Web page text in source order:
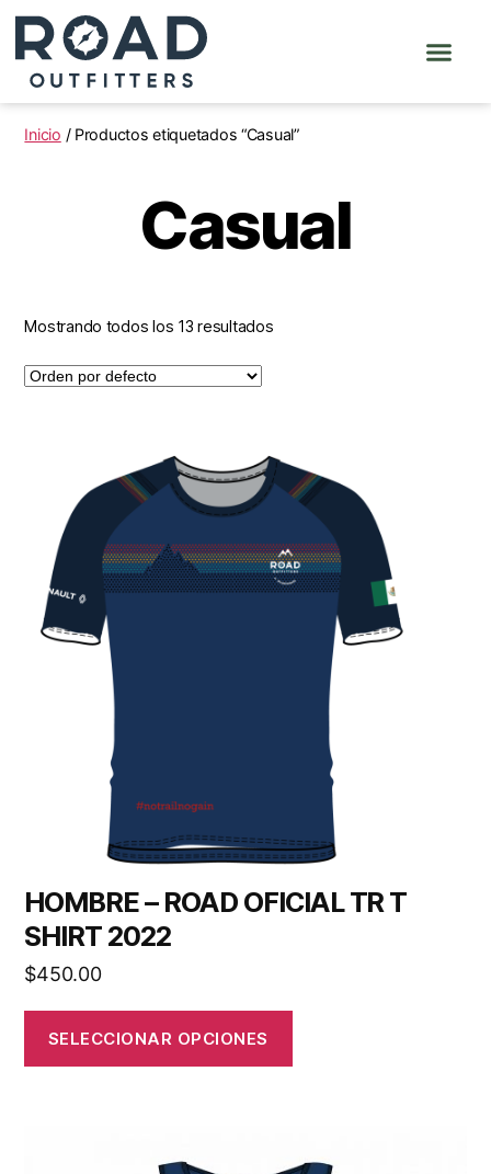
Inicio / Productos etiquetados “Casual”
Casual
Mostrando todos los 13 resultados
HOMBRE – ROAD OFICIAL TR T
SHIRT 2022
$450.00
SELECCIONAR OPCIONES